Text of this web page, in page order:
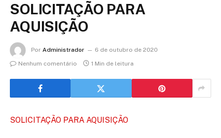
SOLICITAÇÃO PARA
AQUISIÇÃO
Por Administrador
6 de outubro de 2020
Nenhum comentário
1 Min de leitura
SOLICITAÇÃO PARA AQUISIÇÃO